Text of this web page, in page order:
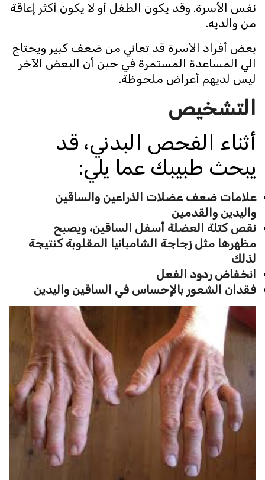
نفس الأسرة. وقد يكون الطفل أو لا يكون أكثر إعاقة
من والديه.
بعض أفراد الأسرة قد تعاني من ضعف كبير ويحتاج
الي المساعدة المستمرة في حين أن البعض الآخر
ليس لديهم أعراض ملحوظة.
التشخيص
أثناء الفحص البدني، قد
يبحث طبيبك عما يلي:
علامات ضعف عضلات الذراعين والساقين
واليدين والقدمين
نقص كتلة العضلة أسفل الساقين، ويصبح
مظهرها مثل زجاجة الشامبانيا المقلوبة كنتيجة
لذلك
انخفاض ردود الفعل
فقدان الشعور بالإحساس في الساقين واليدين